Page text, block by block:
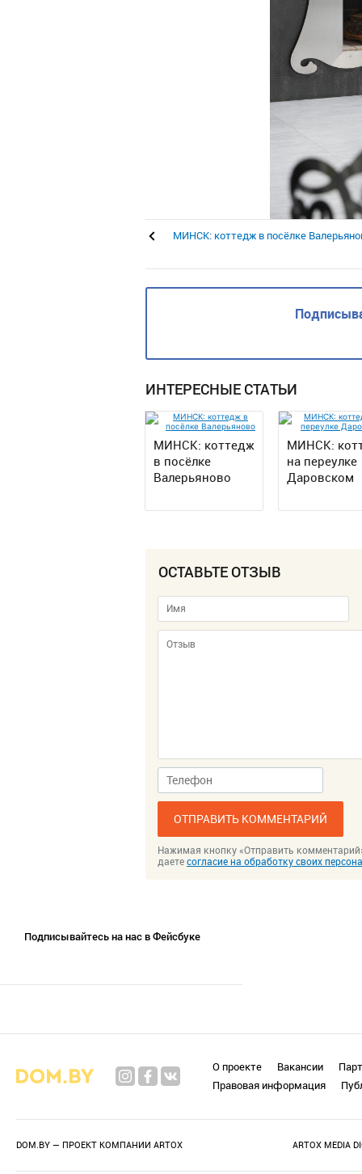
МИНСК: коттедж в посёлке
ИНТЕРЕСНЫЕ СТАТЬИ
МИНСК: коттедж
в посёлке
Валерьяново
МИНСК:
на переулке
Даровском
ОСТАВЬТЕ ОТЗЫВ
ОТПРАВИТЬ КОММЕНТАРИЙ
Нажимая кнопку «Отправить
даете согласие на обработку своих
Подписывайтесь на нас в Фейсбуке
О проекте Вакансии
Правовая информация
DOM.BY — ПРОЕКТ КОМПАНИИ ARTOX ARTOX MEDIA